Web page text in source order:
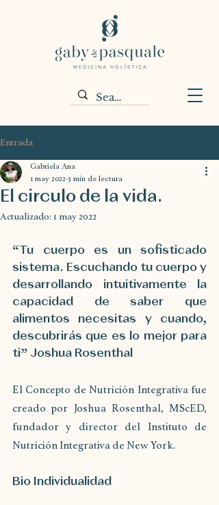
Entrada
El circulo de la vida.
Gabriela Ana
1 may 2022 3 min de lectura
Actualizado: 1 may 2022
“Tu cuerpo es un sofisticado
sistema. Escuchando tu cuerpo y
desarrollando intuitivamente la
capacidad de saber que
alimentos necesitas y cuando,
descubrirás que es lo mejor para
ti” Joshua Rosenthal
El Concepto de Nutrición Integrativa fue
creado por Joshua Rosenthal, MScED,
fundador y director del Instituto de
Nutrición Integrativa de New York.
Bio Individualidad